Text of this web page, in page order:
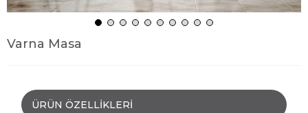
Varna Masa
ÜRÜN ÖZELLIKLERI